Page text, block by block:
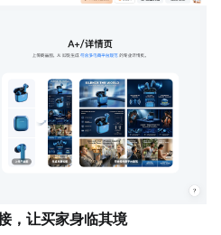
，让买家身临其境